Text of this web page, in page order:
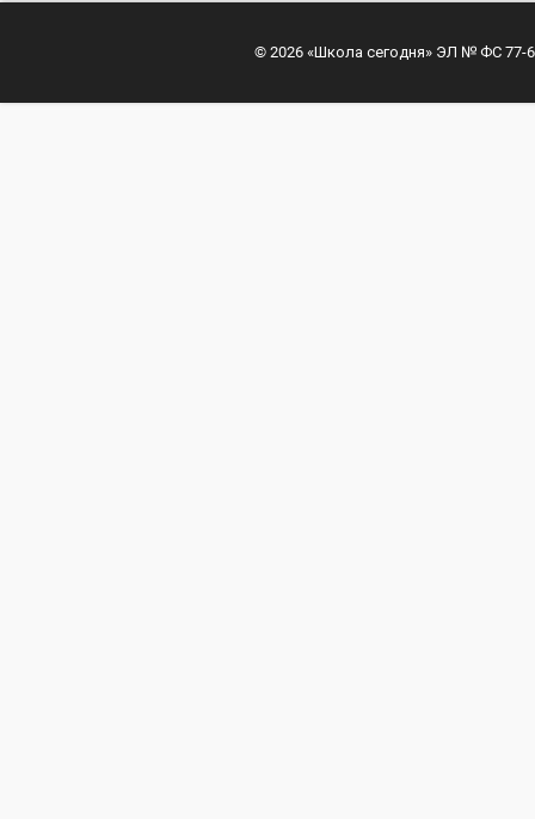
© 2026 «Школа сегодня» ЭЛ № ФС 77-